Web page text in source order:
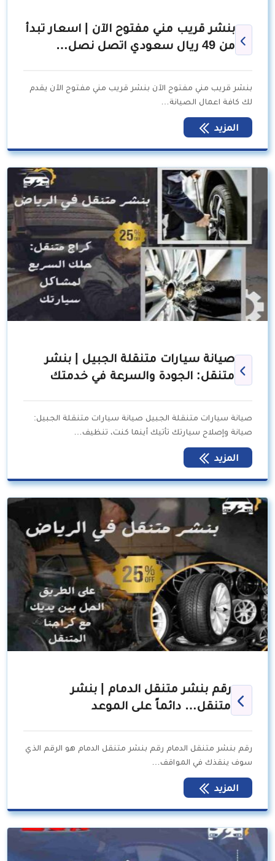
بنشر قريب مني مفتوح الآن | اسعار تبدأ
من 49 ريال سعودي اتصل نصل…
بنشر قريب مني مفتوح الآن بنشر قريب مني مفتوح الآن يقدم
لك كافة اعمال الصيانة…
المزيد
صيانة سيارات متنقلة الجبيل | بنشر
متنقل: الجودة والسرعة في خدمتك
صيانة سيارات متنقلة الجبيل صيانة سيارات متنقلة الجبيل:
صيانة وإصلاح سيارتك تأتيك أينما كنت، تنظيف…
المزيد
رقم بنشر متنقل الدمام | بنشر
متنقل… دائماً على الموعد
رقم بنشر متنقل الدمام رقم بنشر متنقل الدمام هو الرقم الذي
سوف ينقذك في المواقف…
المزيد